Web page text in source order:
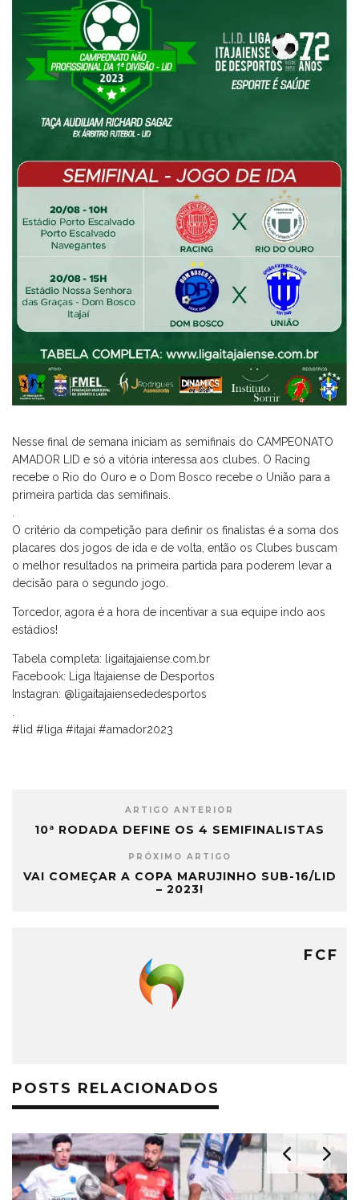
Nesse final de semana iniciam as semifinais do CAMPEONATO
AMADOR LID e só a vitória interessa aos clubes. O Racing
recebe o Rio do Ouro e o Dom Bosco recebe o União para a
primeira partida das semifinais.
O critério da competição para definir os finalistas é a soma dos
placares dos jogos de ida e de volta, então os Clubes buscam
o melhor resultados na primeira partida para poderem levar a
decisão para o segundo jogo.
Torcedor, agora é a hora de incentivar a sua equipe indo aos
estádios!
Tabela completa: ligaitajaiense.com.br
Facebook: Liga Itajaiense de Desportos
Instagran: @ligaitajaiensededesportos
#lid #liga #itajaí #amador2023
ARTIGO ANTERIOR
10ª RODADA DEFINE OS 4 SEMIFINALISTAS
PRÓXIMO ARTIGO
VAI COMEÇAR A COPA MARUJINHO SUB-16/LID
– 2023!
FCF
POSTS RELACIONADOS